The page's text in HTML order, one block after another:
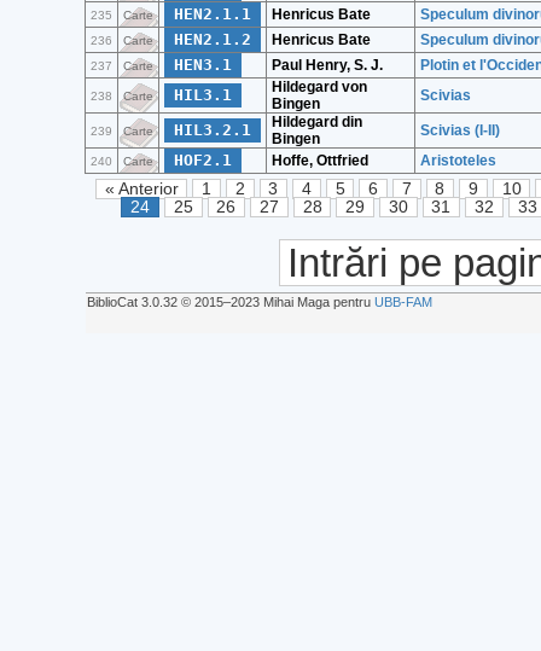
235 Carte HEN2.1.1 Henricus Bate Speculum
236 Carte HEN2.1.2 Henricus Bate Speculum
237 Carte HEN3.1 Paul Henry, S. J. Plotin et
238 Carte HIL3.1
Hildegard von
Bingen
Scivias
239 Carte HIL3.2.1
Hildegard din
Bingen
Scivias (I-II)
240 Carte HOF2.1 Hoffe, Ottfried Aristoteles
« Anterior 1 2 3 4 5 6 7 8 9
10
24
25 26 27 28 29 30 31 32 33
Intrări pe
BiblioCat 3.0.32 © 2015‒2023 Mihai Maga pentru UBB-FAM